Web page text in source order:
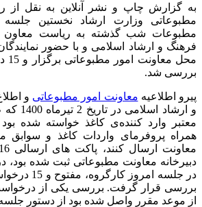
به گزارش چاپ و نشر آنلاین به نقل از
مطبوعاتی وزارت ارشاد نخستین جلسه
مطبوعات شب گذشته به ریاست معاون
فرهنگ و ارشاد اسلامی و با حضور
بررسی شد.
پیرو اطلاعیه معاونت امور مطبوعاتی و
و ارشاد
معتبر وارد کننده‌ی کاغذ خواسته شده
همراه پروفرمای واردات کاغذ و سوابق
دبیرخانه معاونت مطبوعاتی ثبت شده
در جلسه
بررسی قرار گرفت. بررسی یکی از
از موعد مقرر واصل شده بود از دستور